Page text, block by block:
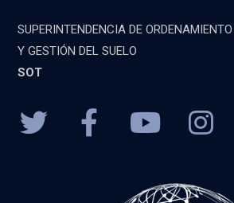
SUPERINTENDENCIA DE
Y GESTIÓN DEL SUELO
SOT